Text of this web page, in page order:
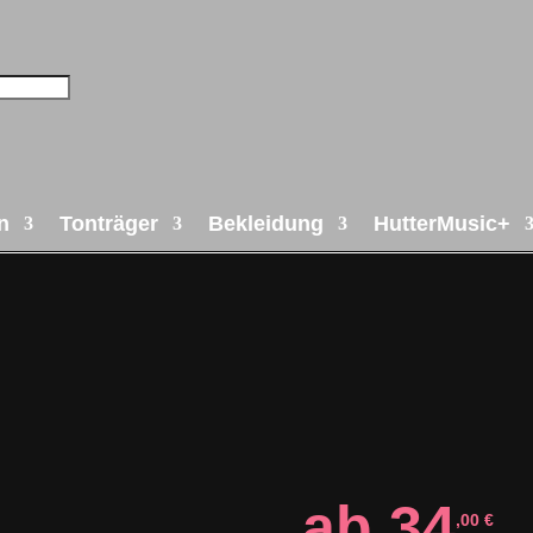
Tonträger Bekleidung HutterMusic+
,00 €